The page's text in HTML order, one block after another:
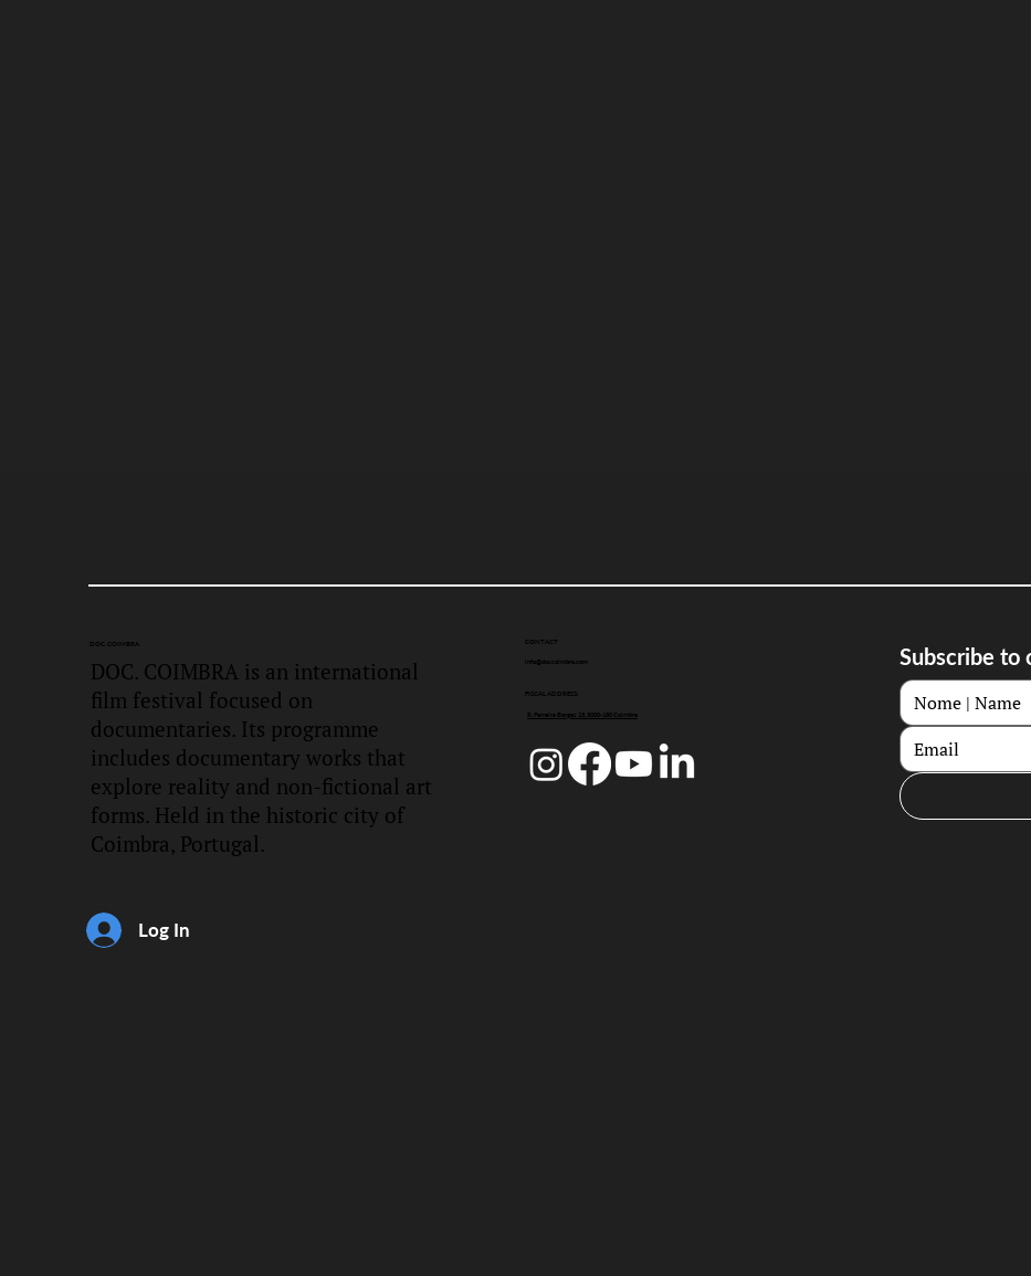
DOC. COIMBRA
DOC. COIMBRA is an international
film festival focused on
documentaries. Its programme
includes documentary works that
explore reality and non-fictional art
forms. Held in the historic city of
Coimbra, Portugal.
Log In
CONTACT
info@doccoimbra.com
FISCAL ADDRESS:
R. Ferreira Borges 15, 3000-180 Coimbra
Subscribe to